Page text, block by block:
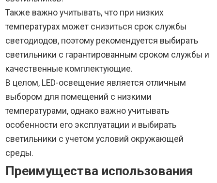
Также важно учитывать, что при низких
температурах может снизиться срок службы
светодиодов, поэтому рекомендуется выбирать
светильники с гарантированным сроком службы и
качественные комплектующие.
В целом, LED-освещение является отличным
выбором для помещений с низкими
температурами, однако важно учитывать
особенности его эксплуатации и выбирать
светильники с учетом условий окружающей
среды.
Преимущества использования